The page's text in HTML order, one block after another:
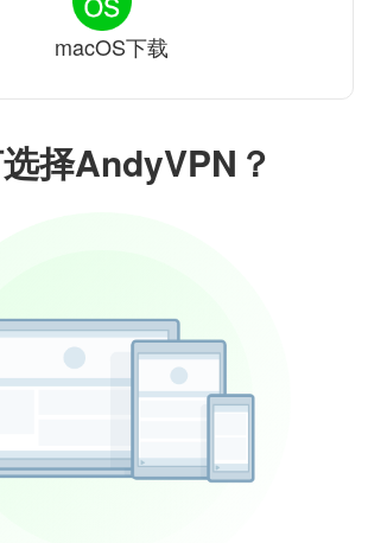
择AndyVPN？
macOS下载